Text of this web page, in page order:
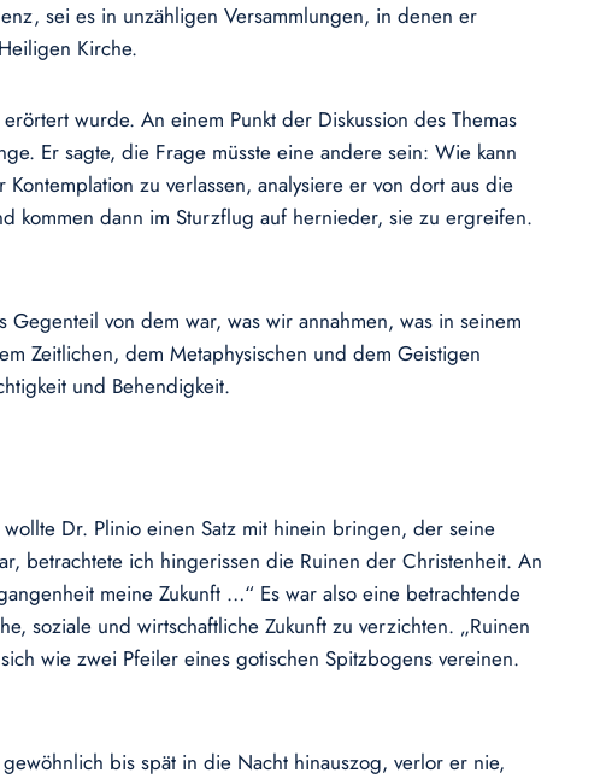
sei es in unzähligen Versammlungen, in denen er
Kirche.
wurde. An einem Punkt der Diskussion des Themas
Er sagte, die Frage müsste eine andere sein: Wie kann
zu verlassen, analysiere er von dort aus die
kommen dann im Sturzflug auf hernieder, sie zu ergreifen.
von dem war, was wir annahmen, was in seinem
Zeitlichen, dem Metaphysischen und dem Geistigen
und Behendigkeit.
Dr. Plinio einen Satz mit hinein bringen, der seine
betrachtete ich hingerissen die Ruinen der Christenheit. An
meine Zukunft …“ Es war also eine betrachtende
soziale und wirtschaftliche Zukunft zu verzichten. „Ruinen
wie zwei Pfeiler eines gotischen Spitzbogens vereinen.
bis spät in die Nacht hinauszog, verlor er nie,